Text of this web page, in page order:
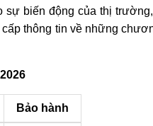
sự biến động của thị
thông tin về những
Bảo hành